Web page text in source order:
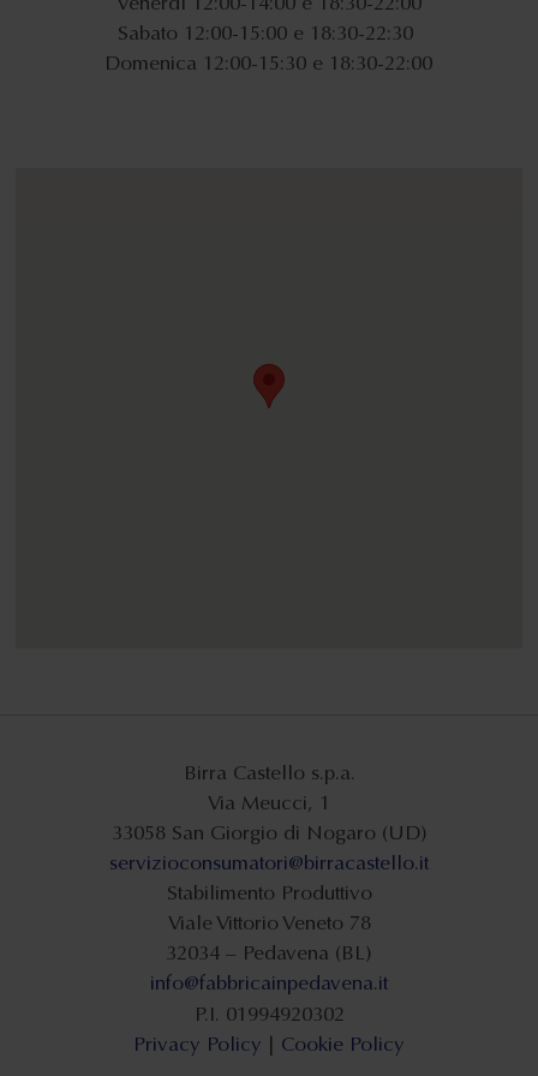
Sabato 12:00-15:00 e 18:30-22:30
Domenica 12:00-15:30 e 18:30-22:00
Birra Castello s.p.a.
Via Meucci, 1
33058 San Giorgio di Nogaro (UD)
servizioconsumatori@birracastello.it
Stabilimento Produttivo
Viale Vittorio Veneto 78
32034 – Pedavena (BL)
info@fabbricainpedavena.it
P.I. 01994920302
Privacy Policy
Cookie Policy